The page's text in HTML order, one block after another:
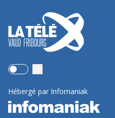
Use setting
Hébergé par Infomaniak